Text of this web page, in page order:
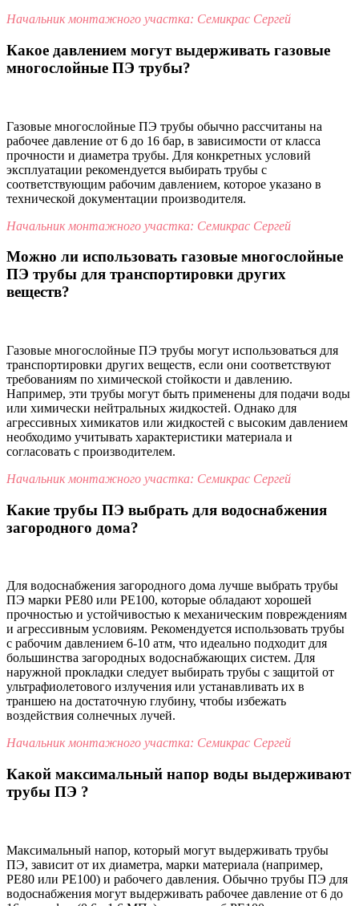
Начальник монтажного участка: Семикрас Сергей
Какое давлением могут выдерживать газовые
многослойные ПЭ трубы?
Газовые многослойные ПЭ трубы обычно рассчитаны на
рабочее давление от 6 до 16 бар, в зависимости от класса
прочности и диаметра трубы. Для конкретных условий
эксплуатации рекомендуется выбирать трубы с
соответствующим рабочим давлением, которое указано в
технической документации производителя.
Начальник монтажного участка: Семикрас Сергей
Можно ли использовать газовые многослойные
ПЭ трубы для транспортировки других
веществ?
Газовые многослойные ПЭ трубы могут использоваться для
транспортировки других веществ, если они соответствуют
требованиям по химической стойкости и давлению.
Например, эти трубы могут быть применены для подачи воды
или химически нейтральных жидкостей. Однако для
агрессивных химикатов или жидкостей с высоким давлением
необходимо учитывать характеристики материала и
согласовать с производителем.
Начальник монтажного участка: Семикрас Сергей
Какие трубы ПЭ выбрать для водоснабжения
загородного дома?
Для водоснабжения загородного дома лучше выбрать трубы
ПЭ марки PE80 или PE100, которые обладают хорошей
прочностью и устойчивостью к механическим повреждениям
и агрессивным условиям. Рекомендуется использовать трубы
с рабочим давлением 6-10 атм, что идеально подходит для
большинства загородных водоснабжающих систем. Для
наружной прокладки следует выбирать трубы с защитой от
ультрафиолетового излучения или устанавливать их в
траншею на достаточную глубину, чтобы избежать
воздействия солнечных лучей.
Начальник монтажного участка: Семикрас Сергей
Какой максимальный напор воды выдерживают
трубы ПЭ ?
Максимальный напор, который могут выдерживать трубы
ПЭ, зависит от их диаметра, марки материала (например,
PE80 или PE100) и рабочего давления. Обычно трубы ПЭ для
водоснабжения могут выдерживать рабочее давление от 6 до